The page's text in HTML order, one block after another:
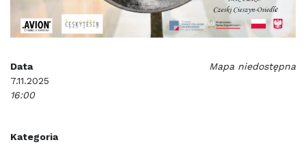
Mapa niedostępna
Data
7.11.2025
16:00
Kategoria